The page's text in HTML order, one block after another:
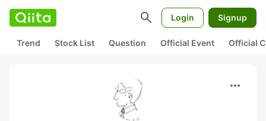
search Login Signup
Trend Stock List Question Official Event Official
more_horiz